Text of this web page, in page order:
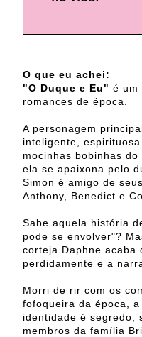
O que eu achei:
"O Duque e Eu" é um
romances de época.
A personagem
inteligente,
mocinhas bobinhas
ela se apaixona pelo
Simon é amigo de
Anthony, Benedict e
Sabe aquela história
pode se envolver"?
corteja Daphne acaba
perdidamente e a
Morri de rir com os
fofoqueira da época,
identidade é segredo,
membros da família